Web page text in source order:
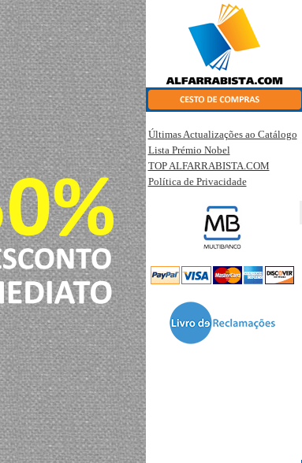
Últimas Actualizações ao Catálogo
Lista Prémio Nobel
TOP ALFARRABISTA.COM
Política de Privacidade